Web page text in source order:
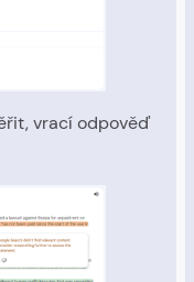
vrací odpověď